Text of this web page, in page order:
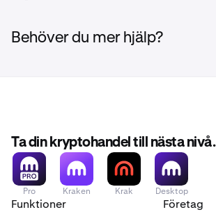
Behöver du mer hjälp?
Ta din kryptohandel till nästa nivå.
Pro Kraken Krak Desktop
Funktioner Företag